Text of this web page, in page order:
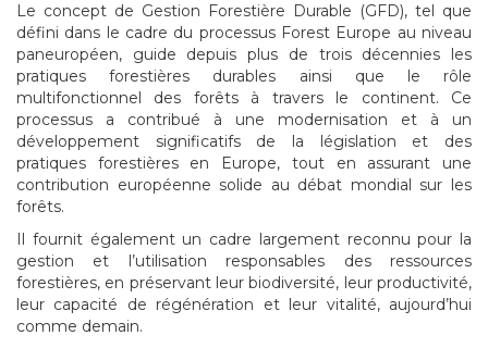
Le concept de Gestion Forestière Durable (GFD), tel que
défini dans le cadre du processus Forest Europe au niveau
paneuropéen, guide depuis plus de trois décennies les
pratiques forestières durables ainsi que le rôle
multifonctionnel des forêts à travers le continent. Ce
processus a contribué à une modernisation et à un
développement significatifs de la législation et des
pratiques forestières en Europe, tout en assurant une
contribution européenne solide au débat mondial sur les
forêts.
Il fournit également un cadre largement reconnu pour la
gestion et l’utilisation responsables des ressources
forestières, en préservant leur biodiversité, leur productivité,
leur capacité de régénération et leur vitalité, aujourd’hui
comme demain.